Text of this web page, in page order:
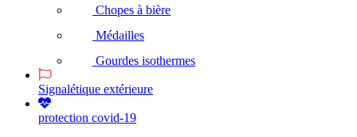
Chopes à bière
Médailles
Gourdes isothermes
Signalétique extérieure
protection covid-19